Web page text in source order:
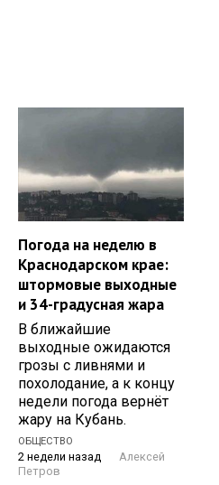
Погода на неделю в
Краснодарском крае:
штормовые выходные
и 34-градусная жара
В ближайшие
выходные ожидаются
грозы с ливнями и
похолодание, а к концу
недели погода вернёт
жару на Кубань.
ОБЩЕСТВО
2 недели назад
Алексей
Петров